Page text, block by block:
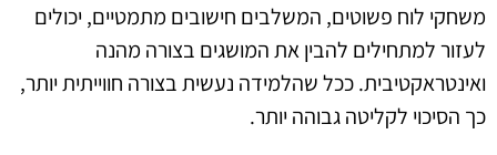
משחקי לוח פשוטים, המשלבים חישובים מתמטיים, יכולים
לעזור למתחילים להבין את המושגים בצורה מהנה
ואינטראקטיבית. ככל שהלמידה נעשית בצורה חווייתית יותר,
כך הסיכוי לקליטה גבוהה יותר.